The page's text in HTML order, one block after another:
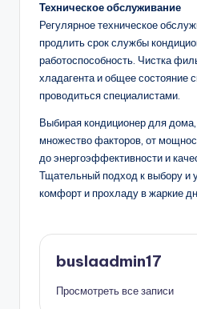
Техническое обслуживание
Регулярное техническое
продлить срок службы
работоспособность. Чистка
хладагента и общее состояние
проводиться специалистами.
Выбирая кондиционер для
множество факторов, от
до энергоэффективности и
Тщательный подход к выбору и
комфорт и прохладу в жаркие
buslaadmin17
Просмотреть все записи